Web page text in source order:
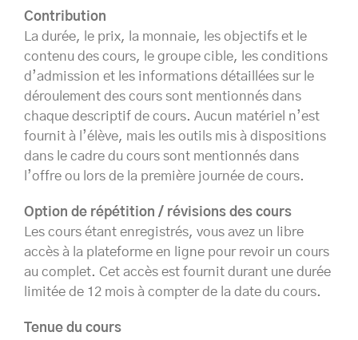
Contribution
La durée, le prix, la monnaie, les objectifs et le
contenu des cours, le groupe cible, les conditions
d’admission et les informations détaillées sur le
déroulement des cours sont mentionnés dans
chaque descriptif de cours. Aucun matériel n’est
fournit à l’élève, mais les outils mis à dispositions
dans le cadre du cours sont mentionnés dans
l’offre ou lors de la première journée de cours.
Option de répétition / révisions des cours
Les cours étant enregistrés, vous avez un libre
accès à la plateforme en ligne pour revoir un cours
au complet. Cet accès est fournit durant une durée
limitée de 12 mois à compter de la date du cours.
Tenue du cours